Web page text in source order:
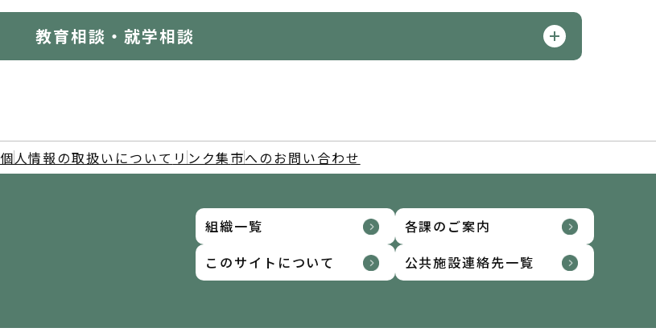
教育相談・就学相談
個人情報の取扱いについて リンク集市へのお問い合わせ
組織一覧
各課のご案内
このサイトについて
公共施設連絡先一覧